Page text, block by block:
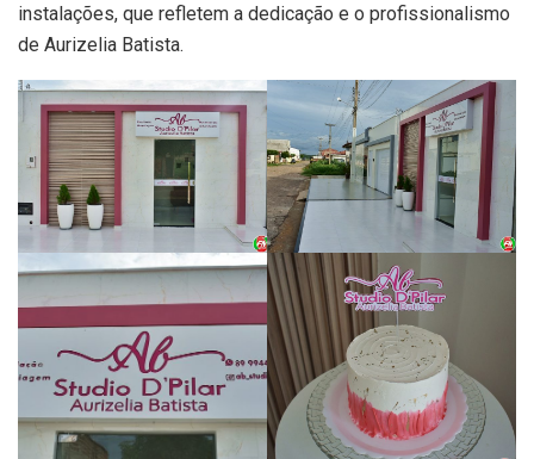
instalações, que refletem a dedicação e o profissionalismo
de Aurizelia Batista.